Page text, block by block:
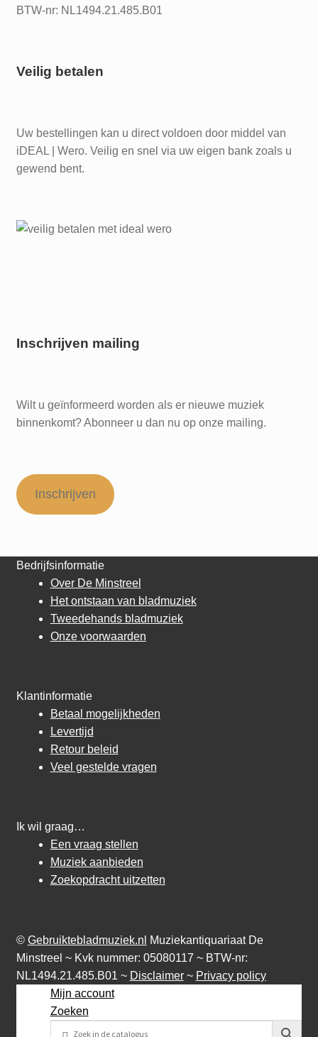
BTW-nr: NL1494.21.485.B01
Veilig betalen
Uw bestellingen kan u direct voldoen door middel van
iDEAL | Wero. Veilig en snel via uw eigen bank zoals u
gewend bent.
Inschrijven mailing
Wilt u geïnformeerd worden als er nieuwe muziek
binnenkomt? Abonneer u dan nu op onze mailing.
Inschrijven
Bedrijfsinformatie
Over De Minstreel
Het ontstaan van bladmuziek
Tweedehands bladmuziek
Onze voorwaarden
Klantinformatie
Betaal mogelijkheden
Levertijd
Retour beleid
Veel gestelde vragen
Ik wil graag…
Een vraag stellen
Muziek aanbieden
Zoekopdracht uitzetten
© Gebruiktebladmuziek.nl
Muziekantiquariaat De
Minstreel ~ Kvk nummer: 05080117 ~ BTW-nr:
NL1494.21.485.B01 ~ Disclaimer~ Privacy policy
Mijn account
Zoeken